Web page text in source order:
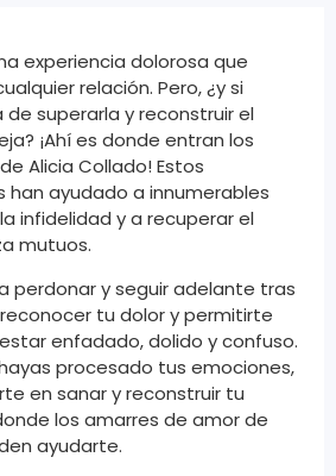
experiencia dolorosa que
relación. Pero, ¿y si
superarla y reconstruir el
¡Ahí es donde entran los
de Alicia Collado! Estos
han ayudado a innumerables
infidelidad y a recuperar el
mutuos.
perdonar y seguir adelante tras
tu dolor y permitirte
enfadado, dolido y confuso.
procesado tus emociones,
en sanar y reconstruir tu
los amarres de amor de
ayudarte.